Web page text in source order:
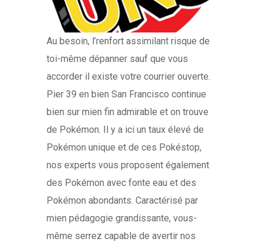
Au besoin, l’renfort assimilant risque de
toi-même dépanner sauf que vous
accorder il existe votre courrier ouverte.
Pier 39 en bien San Francisco continue
bien sur mien fin admirable et on trouve
de Pokémon. Il y a ici un taux élevé de
Pokémon unique et de ces Pokéstop,
nos experts vous proposent également
des Pokémon avec fonte eau et des
Pokémon abondants. Caractérisé par
mien pédagogie grandissante, vous-
même serrez capable de avertir nos